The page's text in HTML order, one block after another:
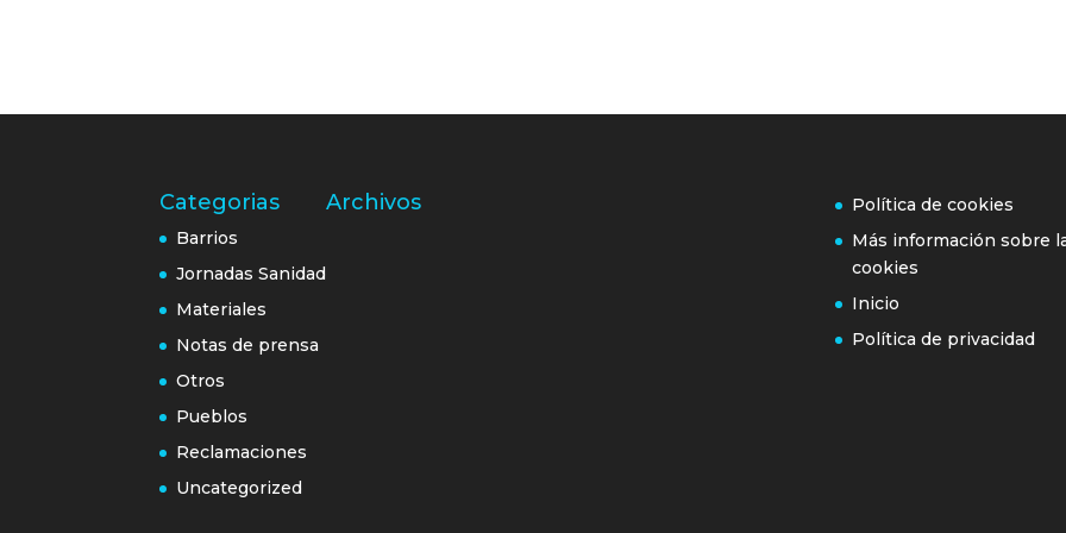
Categorias
Barrios
Jornadas Sanidad
Materiales
Notas de prensa
Otros
Pueblos
Reclamaciones
Uncategorized
Archivos
Política de cookies
Más información sobre
cookies
Inicio
Política de privacidad